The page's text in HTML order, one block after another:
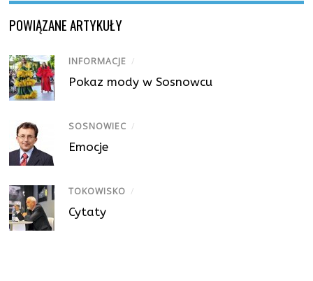
POWIĄZANE ARTYKUŁY
INFORMACJE /
Pokaz mody w Sosnowcu
SOSNOWIEC /
Emocje
TOKOWISKO /
Cytaty